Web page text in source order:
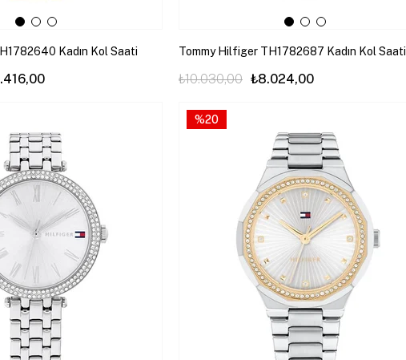
Kadın Kol Saati Tommy Hilfiger TH1782687 Kadın Kol Saati
₺8.024,00
₺10.030,00
%20